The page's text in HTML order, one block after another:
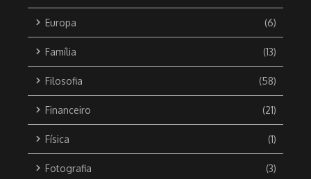
Europa (6)
Família (13)
Filosofia (58)
Financeiro (21)
Física (1)
Fotografia (3)